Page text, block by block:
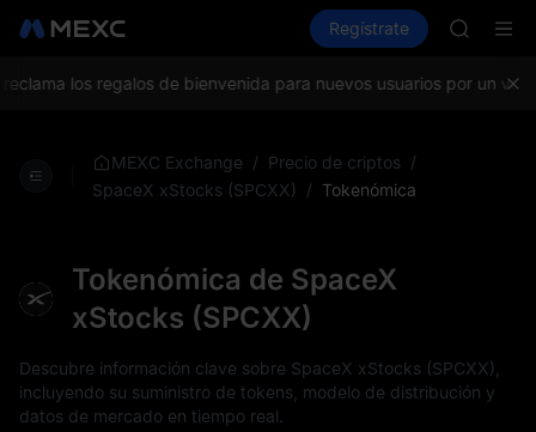
Mercados Spot Futuros
Regístrate
HFT
Futuro
los regalos de bienvenida para nuevos usuarios por un valor
MEXC Exchange / Precio de criptos /
SpaceX xStocks (SPCXX)
/ Tokenómica
Tokenómica de SpaceX
xStocks (SPCXX)
Descubre información clave sobre SpaceX xStocks (SPCXX),
incluyendo su suministro de tokens, modelo de distribución y
datos de mercado en tiempo real.